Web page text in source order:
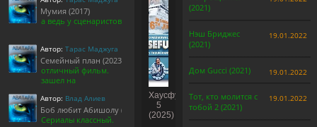
Хаусфул
5
(2025)
Мумия (2017)
а ведь у сценаристов
Автор: Тарас Маджуга
Семейный план (2023)
отличный фильм.
зашел на
Автор: Влад Алиев
Боб любит Абишолу (1-5 сезон)
Сериалы классный.
(2021)
Нэш Бриджес
(2021)
19.01.2022
Дом Gucci (2021) 19.01.2022
Тот, кто молится с
тобой 2 (2021)
19.01.2022